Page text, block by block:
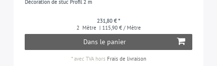
Décoration de stuc Profil 2 m
231,80 € *
2 Mètre | 115,90 € / Mètre
Dans le panier
*avec TVAhors Frais de livraison